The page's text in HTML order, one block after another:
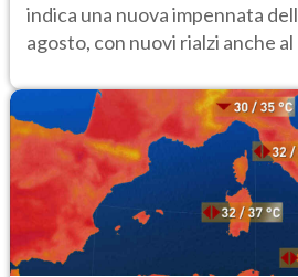
indica una nuova impennata
agosto, con nuovi rialzi anche